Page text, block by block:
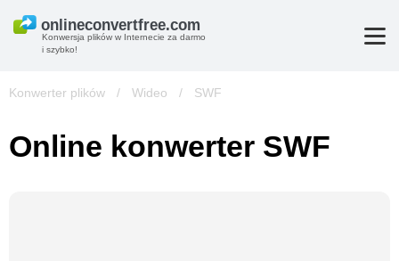
Konwersja plików w Internecie za darmo
i szybko!
Konwerter plików / Wideo / SWF
Online konwerter SWF